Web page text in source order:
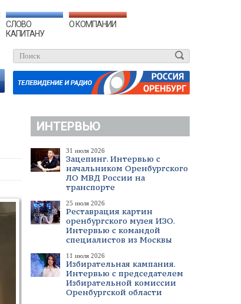
СЛОВО
КАПИТАНУ
О КОМПАНИИ
ИНТЕРВЬЮ
31 июля 2026
Зацепинг. Интервью с
начальником Оренбургского
ЛО МВД России на
транспорте
25 июля 2026
Реставрация картин
оренбургского музея ИЗО.
Интервью с командой
специалистов из Москвы
11 июля 2026
Избирательная кампания.
Интервью с председателем
Избирательной комиссии
Оренбургской области